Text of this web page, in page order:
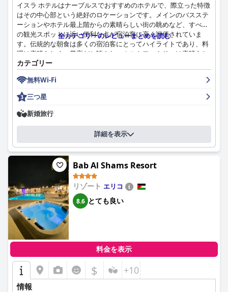
イスラ ホテルはナーブルスでおすすめのホテルで、際立った特徴
はその中心部という絶好のロケーションです。メインのバスステ
ーションやホテル最上階からの素晴らしい街の眺めなど、すべて
の観光スポットに近い便利な点が宿泊客に高く評価されていま
す。伝統的な朝食は多くの宿泊客にとってハイライトであり、料
理は素晴らしく、最高だと評され、ホストファミリーは素晴らし
いサービスを提供しています。客室は広々として清潔で快適で、
旧市街の美しい景色を望めます。スタッフはフレンドリーで、歓
迎的で、ゲストを家族のように扱い、役立つおすすめ情報を提供
したり、タクシーを手配してくれます。全体として、イスラ ホテ
ルは清潔で快適な滞在先であり、敬意を払うチームとフレンドリ
ーな雰囲気があります。
全カテゴリーのレビューまとめを読む
カテゴリー
無料Wi-Fi
三つ星
新婚旅行
詳細を表示
Bab Al Shams Resort
リゾート エリコ
8.6 とても良い
料金を表示
$ +10
情報